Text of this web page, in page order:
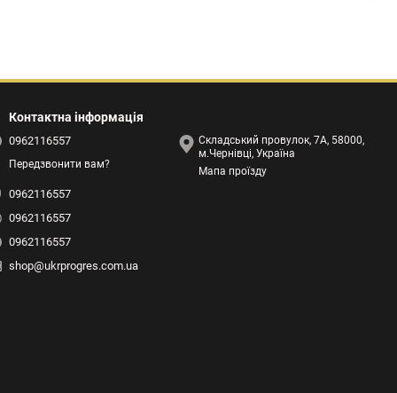
Контактна інформація
0962116557
Передзвонити вам?
0962116557
0962116557
0962116557
shop@ukrprogres.com.ua
Складський провулок, 7А, 58000,
м.Чернівці, Україна
Мапа проїзду